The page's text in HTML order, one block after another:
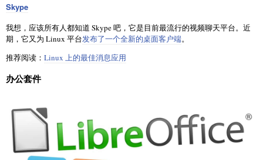
Skype
我想，应该所有人都知道 Skype 吧，它是目前最流行的视频聊天平台。近
期，它又为 Linux 平台发布了一个全新的桌面客户端。
推荐阅读： Linux 上的最佳消息应用
办公套件